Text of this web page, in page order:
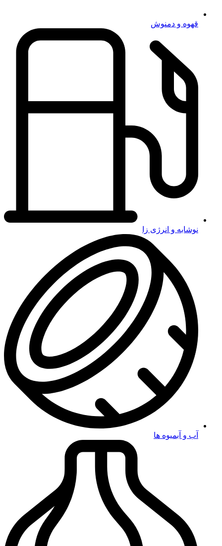
قهوه و دمنوش
نوشابه و انرژی زا
آب و آبمیوه ها